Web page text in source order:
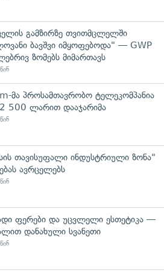
გამზირზე თვითმცლელში
ბავშვი იმყოფებოდა" — GWP
ზომებს მიმართავს
მა პროსამთავრობო ტელეკომპანია
500 ლარით დააჯარიმა
თავისუფალი ინდუსტრიული ზონა"
ავრცელებს
ფერები და უცვლელი ესთეტიკა —
დანახული სვანეთი